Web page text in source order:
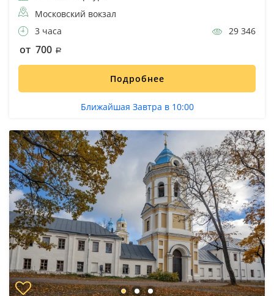
Московский вокзал
3 часа
29 346
от 700
Подробнее
Ближайшая Завтра в 10:00